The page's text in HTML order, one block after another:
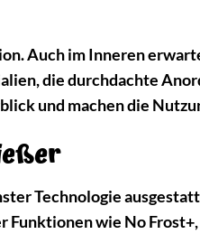
Auch im Inneren
die durchdachte
und machen die
Technologie
wie No